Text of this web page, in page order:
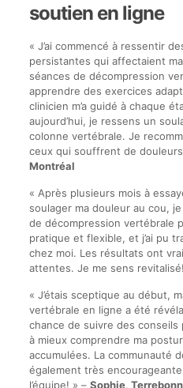
soutien en ligne
« J’ai commencé à ressentir
persistantes qui affectaient
séances de décompression
apprendre des exercices
clinicien m’a guidé à chaque
aujourd’hui, je ressens un
colonne vertébrale. Je
ceux qui souffrent de
Montréal
« Après plusieurs mois à
soulager ma douleur au cou,
de décompression vertébrale
pratique et flexible, et j’ai pu
chez moi. Les résultats ont
attentes. Je me sens
« J’étais sceptique au début,
vertébrale en ligne a été
chance de suivre des conseils
à mieux comprendre ma
accumulées. La communauté
également très
l’équipe! » – Sophie,